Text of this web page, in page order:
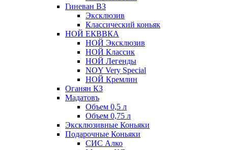
Гиневан ВЗ
Эксклюзив
Классический коньяк
НОЙ ЕКВВКА
НОЙ Эксклюзив
НОЙ Классик
НОЙ Легенды
NOY Very Speсial
НОЙ Кремлин
Оганян КЗ
Мадатовъ
Объем 0,5 л
Объем 0,75 л
Эксклюзивные Коньяки
Подарочные Коньяки
СИС Алко